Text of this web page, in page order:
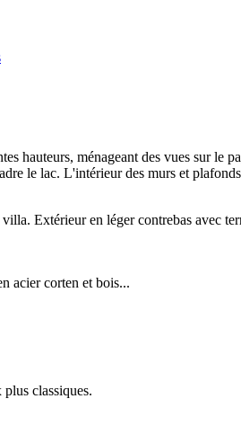
hauteurs, ménageant des vues sur le
le lac. L'intérieur des murs et
Extérieur en léger contrebas avec
acier corten et bois...
classiques.